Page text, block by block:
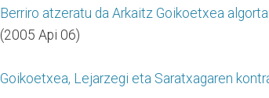
Berriro atzeratu da Arkaitz Goikoetxea
(2005 Api 06)
Goikoetxea, Lejarzegi eta Saratxagaren